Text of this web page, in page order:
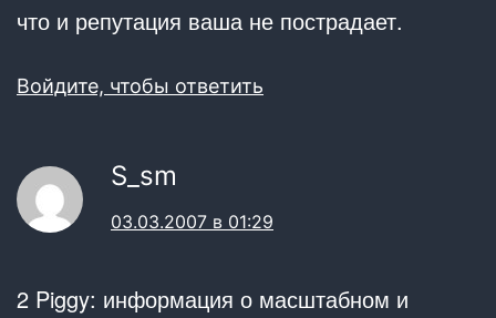
что и репутация ваша не пострадает.
Войдите, чтобы ответить
S_sm
03.03.2007 в 01:29
2 Piggy: информация о масштабном и